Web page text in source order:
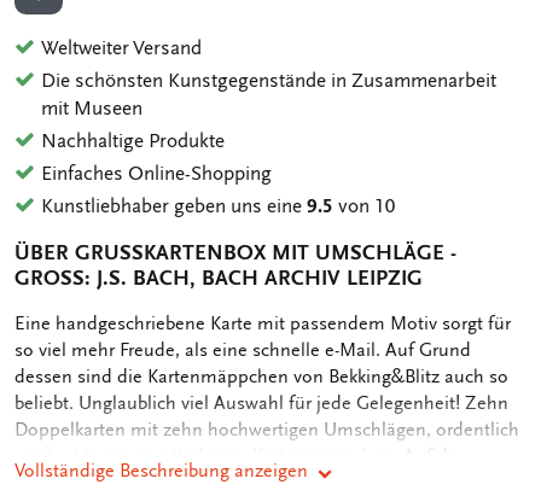
ZUR WUNSCHLISTE HINZUFÜGEN
Weltweiter Versand
Die schönsten Kunstgegenstände in Zusammenarbeit
mit Museen
Nachhaltige Produkte
Einfaches Online-Shopping
Kunstliebhaber geben uns eine9.5 von 10
ÜBER GRUSSKARTENBOX MIT UMSCHLÄGE - G
ROSS: J.S. BACH, BACH ARCHIV LEIPZIG
OMSCHRIJVING
Eine handgeschriebene Karte mit passendem Motiv sorgt für
so viel mehr Freude, als eine schnelle e-Mail. Auf Grund
dessen sind die Kartenmäppchen von Bekking&Blitz auch so
beliebt. Unglaublich viel Auswahl für jede Gelegenheit! Zehn
Doppelkarten mit zehn hochwertigen Umschlägen, ordentlich
verstaut in einem attraktiven Kartenmäppchen. Auf der
Rückseite des Mäppchens sind die verschiedenen Motive
Vollständige Beschreibung anzeigen